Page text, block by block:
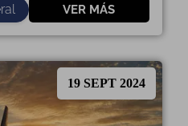
VER MÁS
19 SEPT 2024